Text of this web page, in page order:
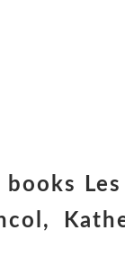
Les